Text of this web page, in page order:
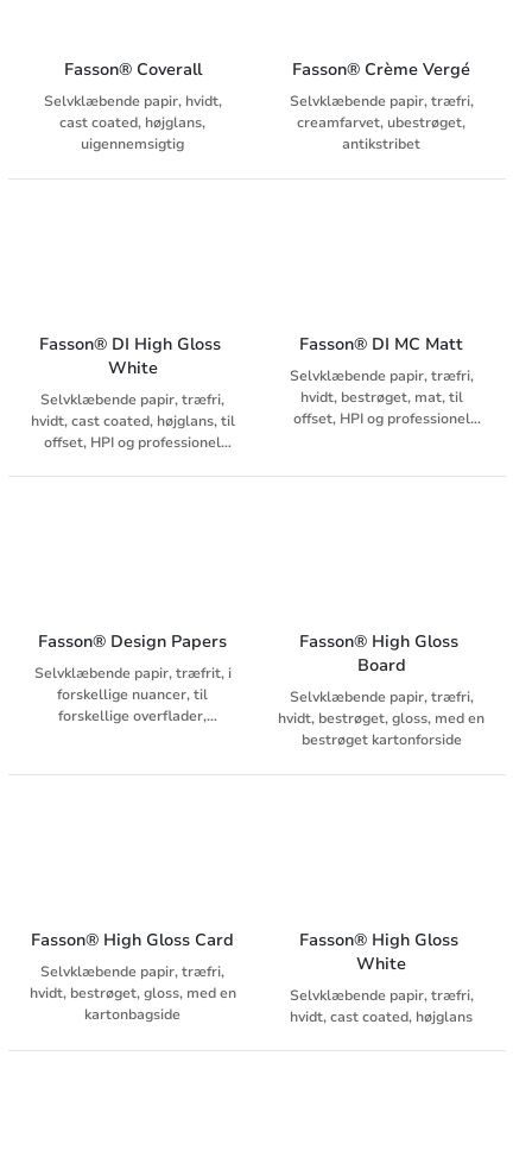
Fasson® Coverall
Selvklæbende papir, hvidt,
cast coated, højglans,
uigennemsigtig
Fasson® Crème Vergé
Selvklæbende papir, træfri,
creamfarvet, ubestrøget,
antikstribet
Fasson® DI High Gloss
White
Selvklæbende papir, træfri,
hvidt, cast coated, højglans, til
offset, HPI og professionel
Fasson® DI MC Matt
Selvklæbende papir, træfri,
hvidt, bestrøget, mat, til
offset, HPI og professionel
Fasson® Design Papers
Selvklæbende papir, træfrit, i
forskellige nuancer, til
forskellige overflader,
Fasson® High Gloss
Board
Selvklæbende papir, træfri,
hvidt, bestrøget, gloss, med en
bestrøget kartonforside
Fasson® High Gloss Card
Selvklæbende papir, træfri,
hvidt, bestrøget, gloss, med en
kartonbagside
Fasson® High Gloss
White
Selvklæbende papir, træfri,
hvidt, cast coated, højglans